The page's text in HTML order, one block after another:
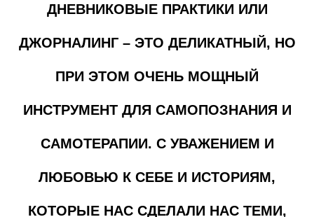
ДНЕВНИКОВЫЕ ПРАКТИКИ ИЛИ
ДЖОРНАЛИНГ – ЭТО ДЕЛИКАТНЫЙ, НО
ПРИ ЭТОМ ОЧЕНЬ МОЩНЫЙ
ИНСТРУМЕНТ ДЛЯ САМОПОЗНАНИЯ И
САМОТЕРАПИИ. С УВАЖЕНИЕМ И
ЛЮБОВЬЮ К СЕБЕ И ИСТОРИЯМ,
КОТОРЫЕ НАС СДЕЛАЛИ НАС ТЕМИ,